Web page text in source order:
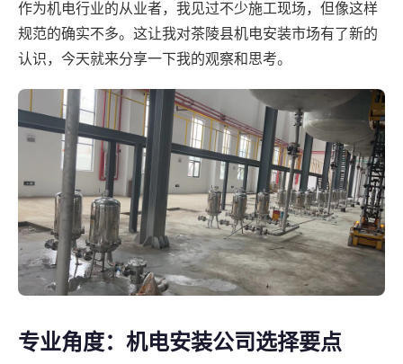
作为机电行业的从业者，我见过不少施工现场，但像这样
规范的确实不多。这让我对茶陵县机电安装市场有了新的
认识，今天就来分享一下我的观察和思考。
专业角度：机电安装公司选择要点